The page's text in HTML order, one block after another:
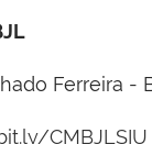
Ferreira -
CMBJLSIU